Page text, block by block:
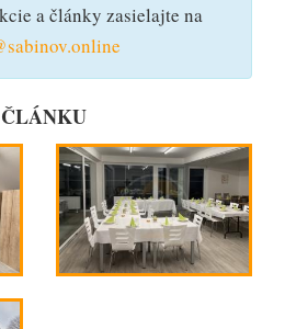
a články zasielajte na